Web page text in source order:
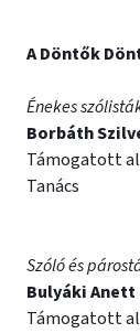
A Döntők
Énekes
Borbáth
Támogatott
Tanács
Szóló és
Bulyáki
Támogatott